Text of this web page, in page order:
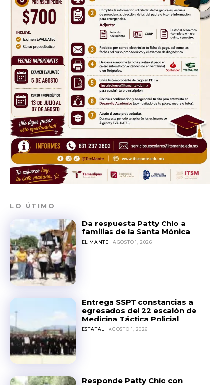
out!
Sing up for our newsletter
to stay in the loop.
SUBSCRIBE
LO ÚTIMO
Da respuesta Patty Chío a
familias de la Santa Mónica
EL MANTE AGOSTO 1, 2026
Entrega SSPT constancias a
egresados del 22 escalón de
Medicina Táctica Policial
ESTATAL AGOSTO 1, 2026
Responde Patty Chío con